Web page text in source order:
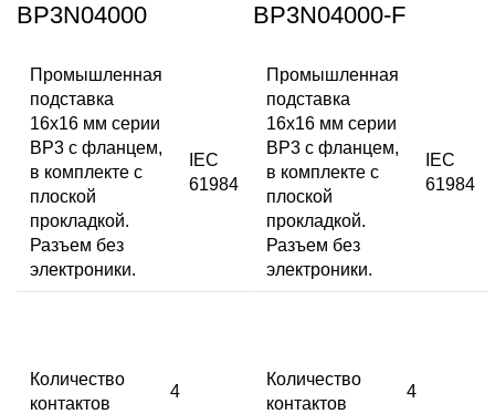
BP3N04000
Промышленная
подставка
16x16 мм серии
BP3 с фланцем,
в комплекте с
плоской
прокладкой.
Разъем без
электроники.
IEC
61984
Количество
контактов
4
BP3N04000-F
Промышленная
подставка
16x16 мм серии
BP3 с фланцем,
в комплекте с
плоской
прокладкой.
Разъем без
электроники.
IEC
61984
Количество
контактов
4